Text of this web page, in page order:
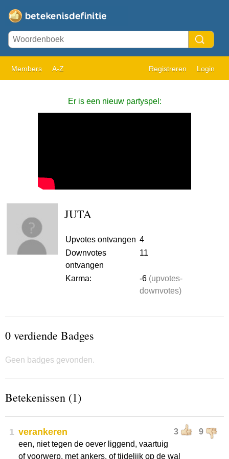
Members A-Z Registreren Login
Er is een nieuw partyspel:
JUTA
Upvotes ontvangen 4
Downvotes
ontvangen
11
Karma: -6 (upvotes-
downvotes)
0 verdiende Badges
Geen badges gevonden.
Betekenissen (1)
1 3 9
verankeren
een, niet tegen de oever liggend, vaartuig
of voorwerp, met ankers, of tijdelijk op de wal